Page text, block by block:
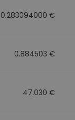
0.283094000 €
0.884503 €
47.030 €